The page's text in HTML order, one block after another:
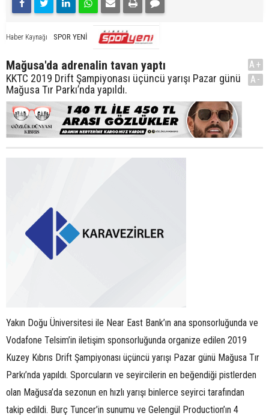
Haber Kaynağı SPOR YENİ
Mağusa'da adrenalin tavan yaptı
KKTC 2019 Drift Şampiyonası üçüncü yarışı Pazar günü
Mağusa Tır Parkı’nda yapıldı.
A+
A-
Yakın Doğu Üniversitesi ile Near East Bank’ın ana sponsorluğunda ve
Vodafone Telsim’in iletişim sponsorluğunda organize edilen 2019
Kuzey Kıbrıs Drift Şampiyonası üçüncü yarışı Pazar günü Mağusa Tır
Parkı’nda yapıldı. Sporcuların ve seyircilerin en beğendiği pistlerden
olan Mağusa’da sezonun en hızlı yarışı binlerce seyirci tarafından
takip edildi. Burç Tuncer’in sunumu ve Gelengül Production’ın 4